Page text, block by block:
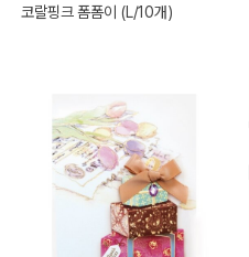
코랄핑크 폼폼이 (L/10개)